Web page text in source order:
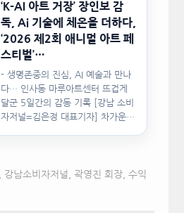
‘K-AI 아트 거장’ 장인보 감
독, Ai 기술에 체온을 더하다,
‘2026 제2회 애니멀 아트 페
스티벌’…
- 생명존중의 진심, AI 예술과 만나
다… 인사동 마루아트센터 뜨겁게
달군 5일간의 감동 기록 [강남 소비
자저널=김은정 대표기자] 차가운
강남소비자저널 곽영진 회장, 수익